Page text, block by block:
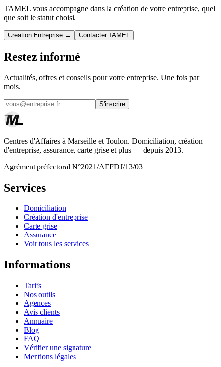
TAMEL vous accompagne dans la création de votre entreprise, quel
que soit le statut choisi.
Création Entreprise → Contacter TAMEL
Restez informé
Actualités, offres et conseils pour votre entreprise. Une fois par
mois.
S'inscrire
Centres d'Affaires à Marseille et Toulon. Domiciliation, création
d'entreprise, assurance, carte grise et plus — depuis 2013.
Agrément préfectoral N°2021/AEFDJ/13/03
Services
Domiciliation
Création d'entreprise
Carte grise
Assurance
Voir tous les services
Informations
Tarifs
Nos outils
Agences
Avis clients
Annuaire
Blog
FAQ
Vérifier une signature
Mentions légales